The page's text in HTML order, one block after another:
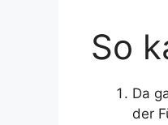
So
Da
der